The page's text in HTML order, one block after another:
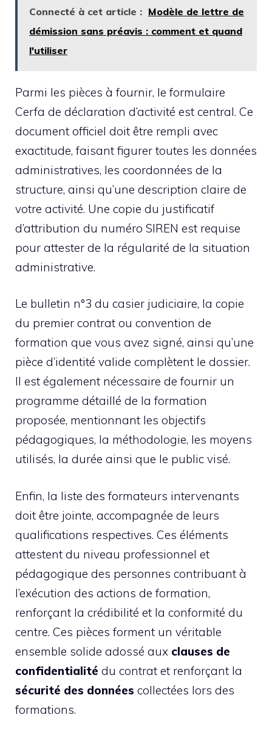
Connecté à cet article : Modèle de lettre de
démission sans préavis : comment et quand
l'utiliser
Parmi les pièces à fournir, le formulaire
Cerfa de déclaration d’activité est central. Ce
document officiel doit être rempli avec
exactitude, faisant figurer toutes les données
administratives, les coordonnées de la
structure, ainsi qu’une description claire de
votre activité. Une copie du justificatif
d’attribution du numéro SIREN est requise
pour attester de la régularité de la situation
administrative.
Le bulletin n°3 du casier judiciaire, la copie
du premier contrat ou convention de
formation que vous avez signé, ainsi qu’une
pièce d’identité valide complètent le dossier.
Il est également nécessaire de fournir un
programme détaillé de la formation
proposée, mentionnant les objectifs
pédagogiques, la méthodologie, les moyens
utilisés, la durée ainsi que le public visé.
Enfin, la liste des formateurs intervenants
doit être jointe, accompagnée de leurs
qualifications respectives. Ces éléments
attestent du niveau professionnel et
pédagogique des personnes contribuant à
l’exécution des actions de formation,
renforçant la crédibilité et la conformité du
centre. Ces pièces forment un véritable
ensemble solide adossé aux clauses de
confidentialité du contrat et renforçant la
sécurité des données collectées lors des
formations.